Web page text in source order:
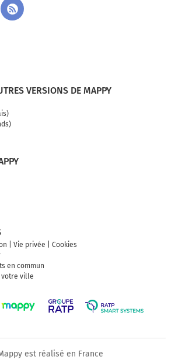
VERSIONS DE MAPPY
Vie privée
Cookies
en commun
votre ville
est réalisé en France